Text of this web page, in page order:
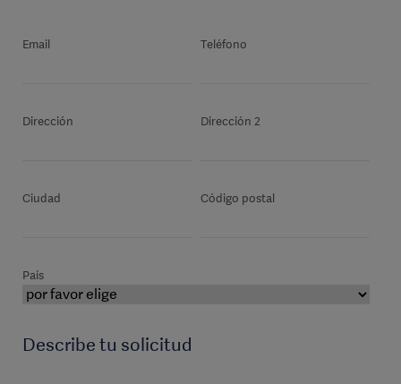
Email Teléfono
Dirección Dirección 2
Ciudad Código postal
País
Describe tu solicitud